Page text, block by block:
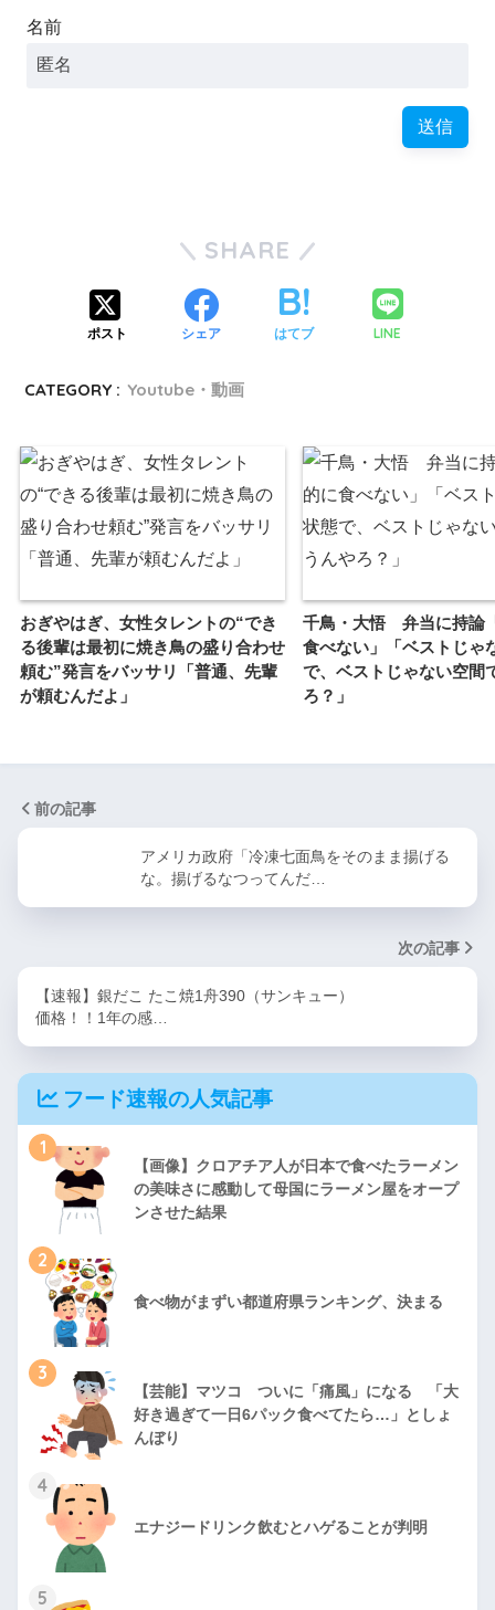
名前
SHARE
ポスト シェア はてブ LINE
CATEGORY : Youtube・動画
おぎやはぎ、女性タレントの“でき
る後輩は最初に焼き鳥の盛り合わせ
頼む”発言をバッサリ「普通、先輩
が頼むんだよ」
千鳥・大悟 弁当に持論
食べない」「ベストじゃ
で、ベストじゃない空間
ろ？」
前の記事
アメリカ政府「冷凍七面鳥をそのまま揚げる
な。揚げるなつってんだ…
次の記事
【速報】銀だこ たこ焼1舟390（サンキュー）
価格！！1年の感…
フード速報の人気記事
1
【画像】クロアチア人が日本で食べたラーメン
の美味さに感動して母国にラーメン屋をオープ
ンさせた結果
2
食べ物がまずい都道府県ランキング、決まる
3
【芸能】マツコ ついに「痛風」になる 「大
好き過ぎて一日6パック食べてたら…」としょ
んぼり
4
エナジードリンク飲むとハゲることが判明
5